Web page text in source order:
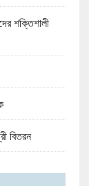
শক্তিশালী
বিতরন